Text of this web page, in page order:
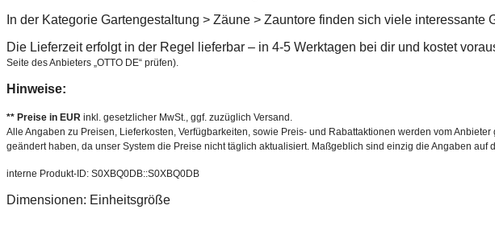
In der Kategorie Gartengestaltung > Zäune > Zauntore finden sich viele interessante
Die Lieferzeit erfolgt in der Regel lieferbar – in 4-5 Werktagen bei dir und kostet
Seite des Anbieters „OTTO DE“ prüfen).
Hinweise:
** Preise in EUR inkl. gesetzlicher MwSt., ggf. zuzüglich Versand.
Alle Angaben zu Preisen, Lieferkosten, Verfügbarkeiten, sowie Preis- und Rabattaktionen werden vom
geändert haben, da unser System die Preise nicht täglich aktualisiert. Maßgeblich sind einzig die Angaben auf
interne Produkt-ID: S0XBQ0DB::S0XBQ0DB
Dimensionen: Einheitsgröße